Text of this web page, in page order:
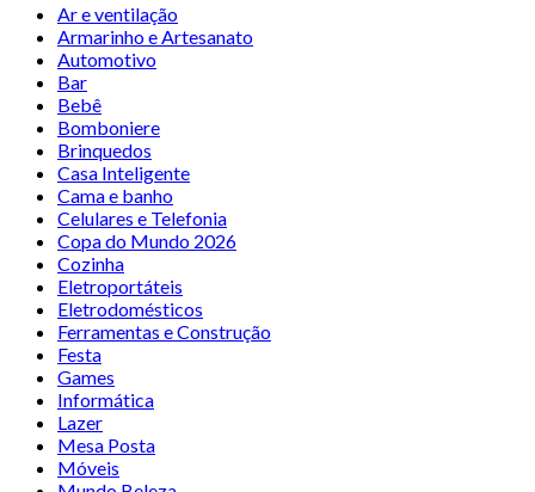
Ar e ventilação
Armarinho e Artesanato
Automotivo
Bar
Bebê
Bomboniere
Brinquedos
Casa Inteligente
Cama e banho
Celulares e Telefonia
Copa do Mundo 2026
Cozinha
Eletroportáteis
Eletrodomésticos
Ferramentas e Construção
Festa
Games
Informática
Lazer
Mesa Posta
Móveis